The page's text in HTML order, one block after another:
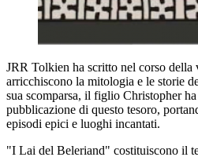
JRR Tolkien ha scritto nel corso
arricchiscono la mitologia e le storie
sua scomparsa, il figlio Christopher
pubblicazione di questo tesoro,
episodi epici e luoghi incantati.
"I Lai del Beleriand" costituiscono il